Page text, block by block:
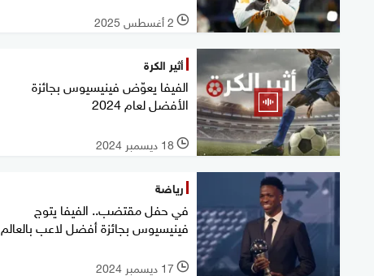
l 2 أغسطس 2025
أثير الكرة
الفيفا يعوّض فينيسيوس بجائزة
الأفضل لعام 2024
l 18 ديسمبر 2024
رياضة
في حفل مقتضب.. الفيفا يتوج
فينيسيوس بجائزة أفضل لاعب بالعالم
l 17 ديسمبر 2024